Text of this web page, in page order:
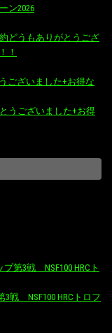
ン2026
どうもありがとうござ
！
ございました+お得な
うございました+お得
第3戦 NSF100 HRCト
3戦 NSF100 HRCトロフ